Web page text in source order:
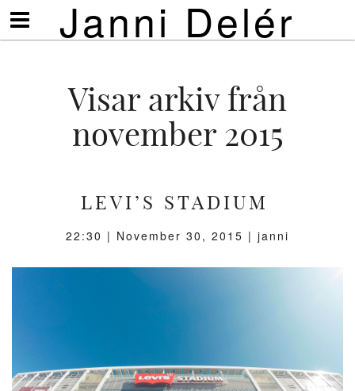
Janni Delér
Visa/göm
meny
Visar arkiv från
november 2015
LEVI’S STADIUM
22:30 | November 30, 2015 | janni